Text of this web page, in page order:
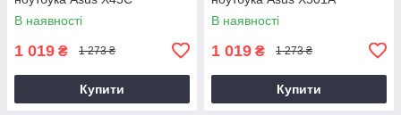
В наявності
1 019 ₴ 1 273 ₴
Купити
В наявності
1 019 ₴ 1 273 ₴
Купити